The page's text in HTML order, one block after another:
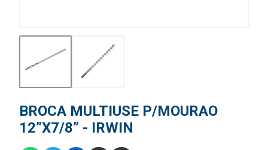
BROCA MULTIUSE P/MOURAO
12”X7/8” - IRWIN